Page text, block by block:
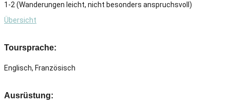
1-2 (Wanderungen leicht, nicht besonders anspruchsvoll)
Übersicht
Toursprache:
Englisch, Französisch
Ausrüstung: